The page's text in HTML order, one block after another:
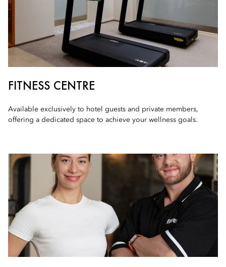
FITNESS CENTRE
Available exclusively to hotel guests and private members,
offering a dedicated space to achieve your wellness goals.